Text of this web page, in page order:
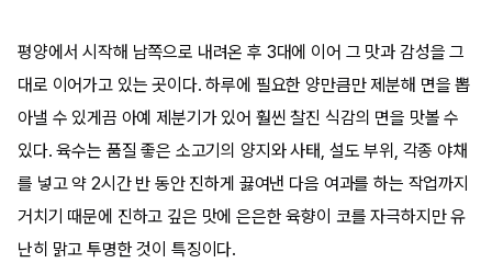
평양에서 시작해 남쪽으로 내려온 후 3대에 이어 그 맛과 감성을 그
대로 이어가고 있는 곳이다. 하루에 필요한 양만큼만 제분해 면을 뽑
아낼 수 있게끔 아예 제분기가 있어 훨씬 찰진 식감의 면을 맛볼 수
있다. 육수는 품질 좋은 소고기의 양지와 사태, 설도 부위, 각종 야채
를 넣고 약 2시간 반 동안 진하게 끓여낸 다음 여과를 하는 작업까지
거치기 때문에 진하고 깊은 맛에 은은한 육향이 코를 자극하지만 유
난히 맑고 투명한 것이 특징이다.